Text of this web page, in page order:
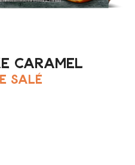
caramel
salé